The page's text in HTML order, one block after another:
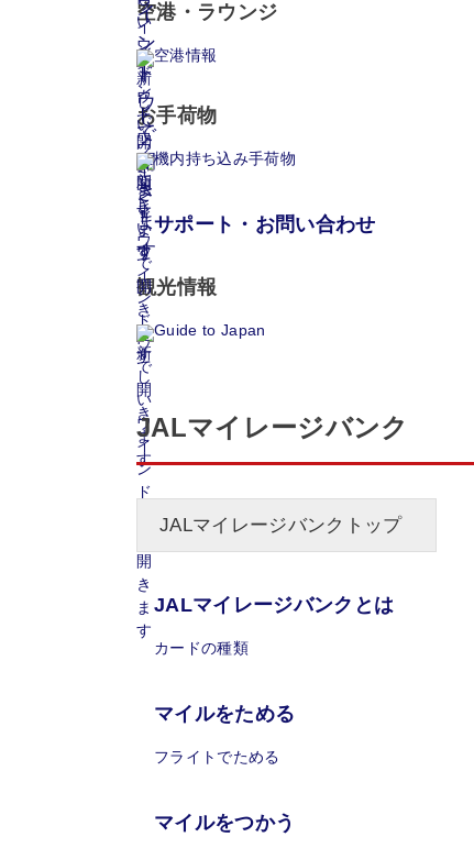
空港・ラウンジ
空港情報
お手荷物
機内持ち込み手荷物
サポート・お問い合わせ
観光情報
Guide to Japan
JALマイレージバンク
JALマイレージバンクトップ
JALマイレージバンクとは
カードの種類
マイルをためる
フライトでためる
マイルをつかう